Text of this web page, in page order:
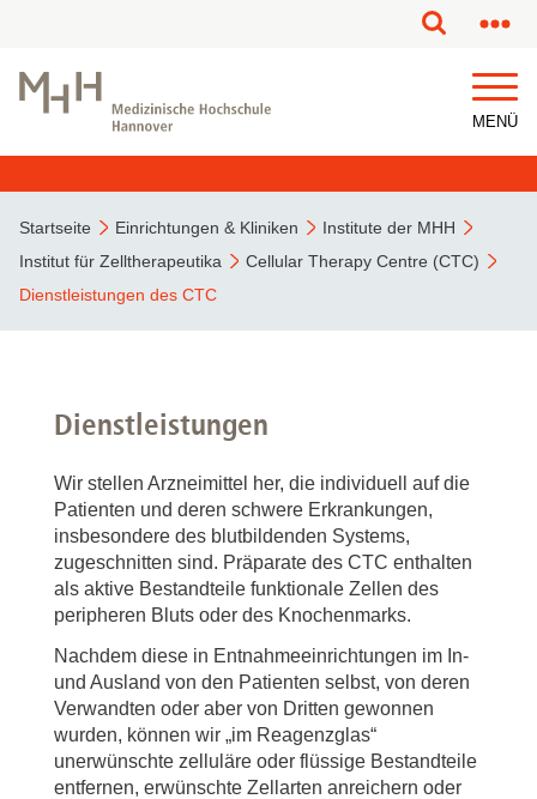
MENÜ
Startseite Einrichtungen & Kliniken
Institute der MHH
Institut für Zelltherapeutika
Cellular Therapy Centre (CTC)
Dienstleistungen des CTC
Dienstleistungen
Wir stellen Arzneimittel her, die individuell auf die
Patienten und deren schwere Erkrankungen,
insbesondere des blutbildenden Systems,
zugeschnitten sind. Präparate des CTC enthalten
als aktive Bestandteile funktionale Zellen des
peripheren Bluts oder des Knochenmarks.
Nachdem diese in Entnahmeeinrichtungen im In-
und Ausland von den Patienten selbst, von deren
Verwandten oder aber von Dritten gewonnen
wurden, können wir „im Reagenzglas“
unerwünschte zelluläre oder flüssige Bestandteile
entfernen, erwünschte Zellarten anreichern oder